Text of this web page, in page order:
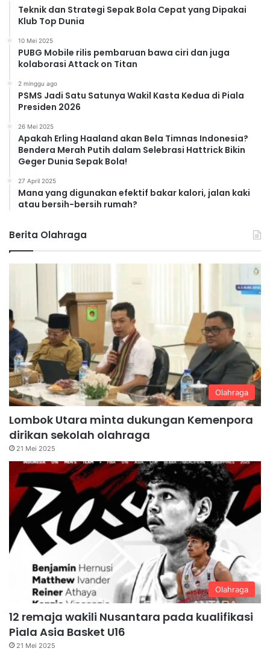
Teknik dan Strategi Sepak Bola Cepat yang Dipakai
Klub Top Dunia
10 Mei 2025
PUBG Mobile rilis pembaruan bawa ciri dan juga
kolaborasi Attack on Titan
2 minggu ago
PSMS Jadi Satu Satunya Wakil Kasta Kedua di Piala
Presiden 2026
26 Mei 2025
Apakah Erling Haaland akan Bela Timnas Indonesia?
Bendera Merah Putih dalam Selebrasi Hattrick Bikin
Geger Dunia Sepak Bola!
27 April 2025
Mana yang digunakan efektif bakar kalori, jalan kaki
atau bersih-bersih rumah?
Berita Olahraga
Olahraga
Lombok Utara minta dukungan Kemenpora
dirikan sekolah olahraga
21 Mei 2025
Olahraga
12 remaja wakili Nusantara pada kualifikasi
Piala Asia Basket U16
21 Mei 2025